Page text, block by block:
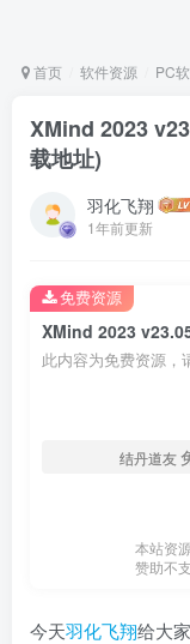
首页 软件资源 PC
XMind 2023
载地址)
羽化飞翔
1年前更新
XMind 2023
此内容为免费资源，
结丹道友
本站资
赞助不
免费资源
今天羽化飞翔给大